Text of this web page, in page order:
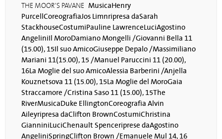
THE MOOR'S PAVANE MusicaHenry
PurcellCoreografiaJos Limnripresa daSarah
StackhouseCostumiPauline LawrenceLuciAgostino
AngeliniIl MoroDamiano Mongelli /Giovanni Bella 11
(15.00), 15Il suo AmicoGiuseppe Depalo /Massimiliano
Mariani 11(15.00), 15 /Manuel Paruccini 11 (20.00),
16La Moglie del suo AmicoAlessia Barberini /Anjella
Kouznetsova 11 (15.00), 15La Moglie del MoroGaia
Straccamore /Cristina Saso 11 (15.00), 15The
RiverMusicaDuke EllingtonCoreografia Alvin
Aileyripresa daClifton BrownCostumiChristina
GianniniLuciChenault Spenceriprese daAgostino
AngeliniSpringClifton Brown /Emanuele Mul 14, 16